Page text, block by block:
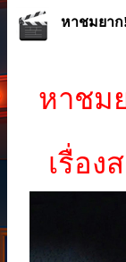
หาชมยาก
หาชม
เรื่อง